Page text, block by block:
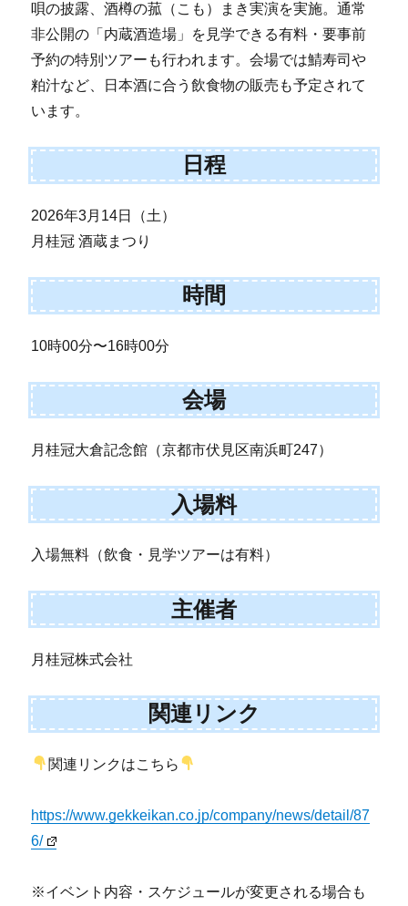
唄の披露、酒樽の菰（こも）まき実演を実施。通常
非公開の「内蔵酒造場」を見学できる有料・要事前
予約の特別ツアーも行われます。会場では鯖寿司や
粕汁など、日本酒に合う飲食物の販売も予定されて
います。
日程
2026年3月14日（土）
月桂冠 酒蔵まつり
時間
10時00分〜16時00分
会場
月桂冠大倉記念館（京都市伏見区南浜町247）
入場料
入場無料（飲食・見学ツアーは有料）
主催者
月桂冠株式会社
関連リンク
関連リンクはこちら
https://www.gekkeikan.co.jp/company/news/detail/87
6/
※イベント内容・スケジュールが変更される場合も